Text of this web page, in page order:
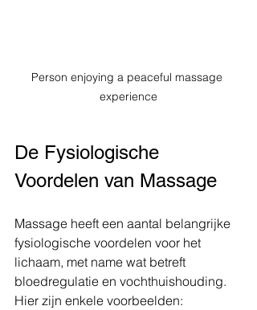
Person enjoying a peaceful massage
experience
De Fysiologische
Voordelen van Massage
Massage heeft een aantal belangrijke
fysiologische voordelen voor het
lichaam, met name wat betreft
bloedregulatie en vochthuishouding.
Hier zijn enkele voorbeelden: